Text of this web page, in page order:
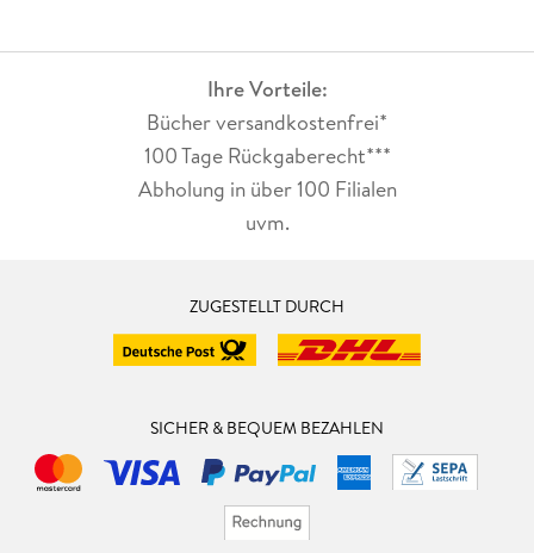
Ihre Vorteile:
Bücher versandkostenfrei*
100 Tage Rückgaberecht***
Abholung in über 100 Filialen
uvm.
ZUGESTELLT DURCH
SICHER & BEQUEM BEZAHLEN